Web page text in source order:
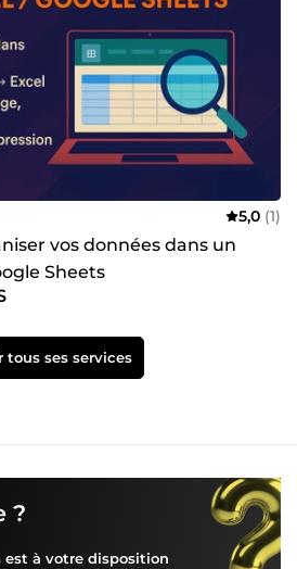
5,0 (1)
vos données dans un
Sheets
tous ses services
?
à votre disposition